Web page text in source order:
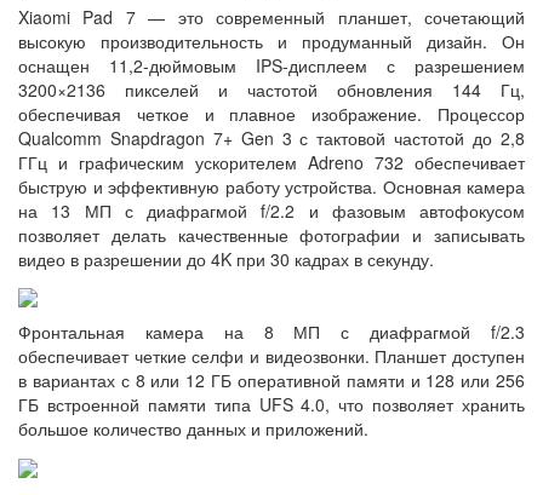
Xiaomi Pad 7 — это современный планшет, сочетающий
высокую производительность и продуманный дизайн. Он
оснащен 11,2-дюймовым IPS-дисплеем с разрешением
3200×2136 пикселей и частотой обновления 144 Гц,
обеспечивая четкое и плавное изображение. Процессор
Qualcomm Snapdragon 7+ Gen 3 с тактовой частотой до 2,8
ГГц и графическим ускорителем Adreno 732 обеспечивает
быструю и эффективную работу устройства. Основная камера
на 13 МП с диафрагмой f/2.2 и фазовым автофокусом
позволяет делать качественные фотографии и записывать
видео в разрешении до 4K при 30 кадрах в секунду.
Фронтальная камера на 8 МП с диафрагмой f/2.3
обеспечивает четкие селфи и видеозвонки. Планшет доступен
в вариантах с 8 или 12 ГБ оперативной памяти и 128 или 256
ГБ встроенной памяти типа UFS 4.0, что позволяет хранить
большое количество данных и приложений.